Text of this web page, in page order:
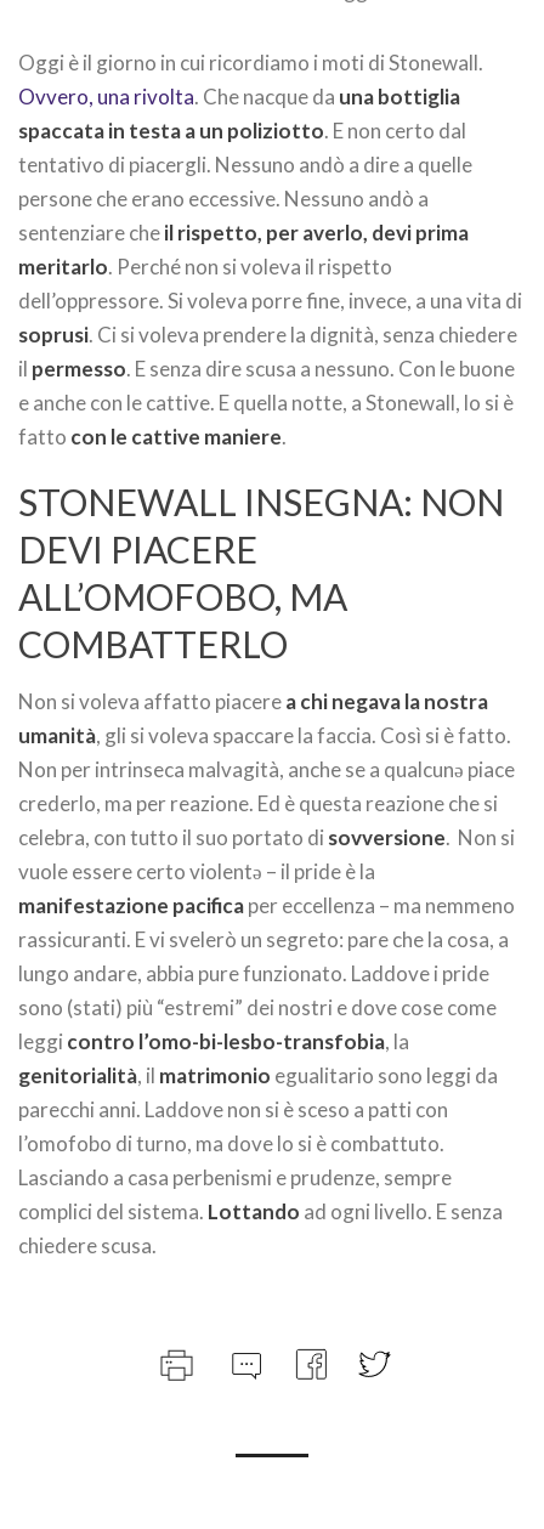
Oggi è il giorno in cui ricordiamo i moti di Stonewall.
Ovvero, una rivolta. Che nacque da una bottiglia
spaccata in testa a un poliziotto. E non certo dal
tentativo di piacergli. Nessuno andò a dire a quelle
persone che erano eccessive. Nessuno andò a
sentenziare cheil rispetto, per averlo, devi prima
meritarlo. Perché non si voleva il rispetto
dell’oppressore. Si voleva porre fine, invece, a una vita di
soprusi. Ci si voleva prendere la dignità, senza chiedere
il permesso. E senza dire scusa a nessuno. Con le buone
e anche con le cattive. E quella notte, a Stonewall, lo si è
fatto con le cattive maniere.
STONEWALL INSEGNA: NON
DEVI PIACERE
ALL’OMOFOBO, MA
COMBATTERLO
Non si voleva affatto piacerea chi negava la nostra
umanità, gli si voleva spaccare la faccia. Così si è fatto.
Non per intrinseca malvagità, anche se a qualcunə piace
crederlo, ma per reazione. Ed è questa reazione che si
celebra, con tutto il suo portato di sovversione. Non si
vuole essere certo violentə – il pride è la
manifestazione pacificaper eccellenza – ma nemmeno
rassicuranti. E vi svelerò un segreto: pare che la cosa, a
lungo andare, abbia pure funzionato. Laddove i pride
sono (stati) più “estremi” dei nostri e dove cose come
leggi contro l’omo-bi-lesbo-transfobia, la
genitorialità, il matrimonio egualitario sono leggi da
parecchi anni. Laddove non si è sceso a patti con
l’omofobo di turno, ma dove lo si è combattuto.
Lasciando a casa perbenismi e prudenze, sempre
complici del sistema. Lottando ad ogni livello. E senza
chiedere scusa.